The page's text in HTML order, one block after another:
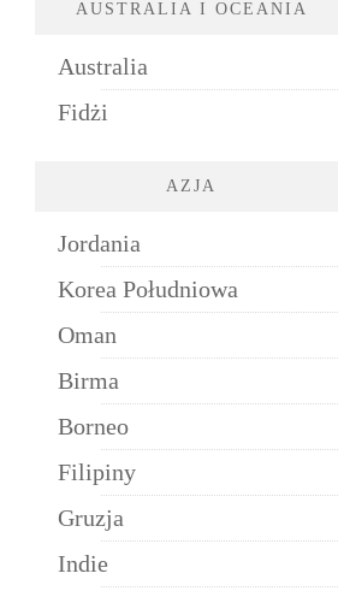
AUSTRALIA I OCEANIA
Australia
Fidżi
AZJA
Jordania
Korea Południowa
Oman
Birma
Borneo
Filipiny
Gruzja
Indie